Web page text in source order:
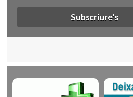
Subscriure's